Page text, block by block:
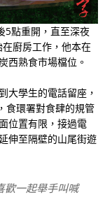
5點重開，直至深夜
廚房工作，他本在
西熟食市場檔位。
大學生的電話留座，
食環署對食肆的規管
位置有限，接過電
伸至隔壁的山尾街遊
歡一起舉手叫喊